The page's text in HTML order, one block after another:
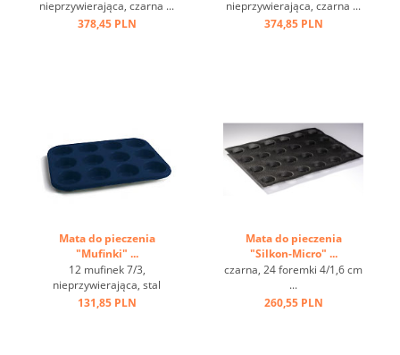
nieprzywierająca, czarna ...
378,45 PLN
nieprzywierająca, czarna ...
374,85 PLN
Mata do pieczenia
"Mufinki" ...
12 mufinek 7/3,
nieprzywierająca, stal
węglowa, dobre wykonanie
131,85 PLN
Mata do pieczenia
"Silkon-Micro" ...
czarna, 24 foremki 4/1,6 cm
...
260,55 PLN